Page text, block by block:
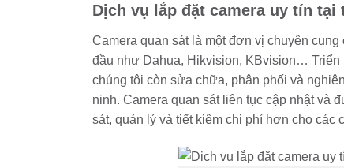
Dịch vụ lắp đặt camera uy tín tại
Camera quan sát là một đơn vị chuyên
đầu như Dahua, Hikvision, KBvision… Triển
chúng tôi còn sửa chữa, phân phối và
ninh. Camera quan sát liên tục cập nhật và
sát, quản lý và tiết kiệm chi phí hơn cho các